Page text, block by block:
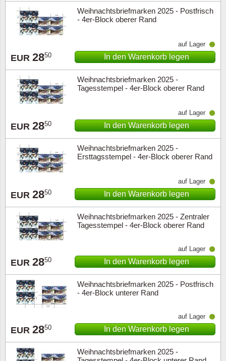
Weihnachtsbriefmarken 2025 - Postfrisch
- 4er-Block oberer Rand
EUR 2850
auf Lager
In den Warenkorb legen
Weihnachtsbriefmarken 2025 -
Tagesstempel - 4er-Block oberer Rand
EUR 2850
auf Lager
In den Warenkorb legen
Weihnachtsbriefmarken 2025 -
Ersttagsstempel - 4er-Block oberer Rand
EUR 2850
auf Lager
In den Warenkorb legen
Weihnachtsbriefmarken 2025 - Zentraler
Tagesstempel - 4er-Block oberer Rand
EUR 2850
auf Lager
In den Warenkorb legen
Weihnachtsbriefmarken 2025 - Postfrisch
- 4er-Block unterer Rand
EUR 2850
auf Lager
In den Warenkorb legen
Weihnachtsbriefmarken 2025 -